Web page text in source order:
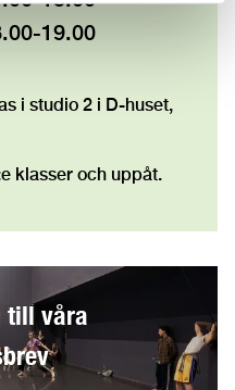
19.00
i studio 2 i D-huset,
klasser och uppåt.
till våra